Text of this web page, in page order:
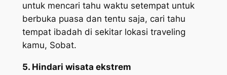
untuk mencari tahu waktu setempat untuk
berbuka puasa dan tentu saja, cari tahu
tempat ibadah di sekitar lokasi traveling
kamu, Sobat.
5. Hindari wisata ekstrem